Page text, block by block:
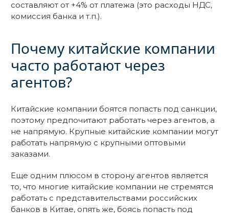
составляют от +4% от платежа (это расходы НДС,
комиссия банка и т.п.).
Почему китайские компании
часто работают через
агентов?
Китайские компании боятся попасть под санкции,
поэтому предпочитают работать через агентов, а
не напрямую. Крупные китайские компании могут
работать напрямую с крупными оптовыми
заказами.
Еще одним плюсом в сторону агентов является
то, что многие китайские компании не стремятся
работать с представительствами российских
банков в Китае, опять же, боясь попасть под